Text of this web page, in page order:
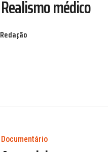
Realismo médico
Redação
Documentário